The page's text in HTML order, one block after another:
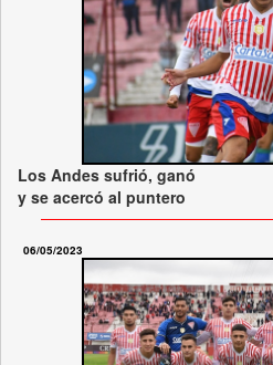
Los Andes sufrió, ganó
y se acercó al puntero
06/05/2023